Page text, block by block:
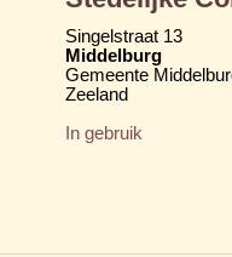
Singelstraat 13
Middelburg
Gemeente
Zeeland
In gebruik